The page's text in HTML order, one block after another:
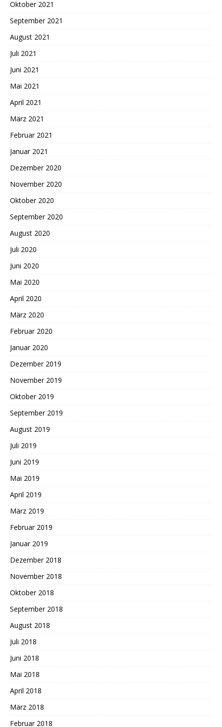
Oktober 2021
September 2021
August 2021
Juli 2021
Juni 2021
Mai 2021
April 2021
März 2021
Februar 2021
Januar 2021
Dezember 2020
November 2020
Oktober 2020
September 2020
August 2020
Juli 2020
Juni 2020
Mai 2020
April 2020
März 2020
Februar 2020
Januar 2020
Dezember 2019
November 2019
Oktober 2019
September 2019
August 2019
Juli 2019
Juni 2019
Mai 2019
April 2019
März 2019
Februar 2019
Januar 2019
Dezember 2018
November 2018
Oktober 2018
September 2018
August 2018
Juli 2018
Juni 2018
Mai 2018
April 2018
März 2018
Februar 2018